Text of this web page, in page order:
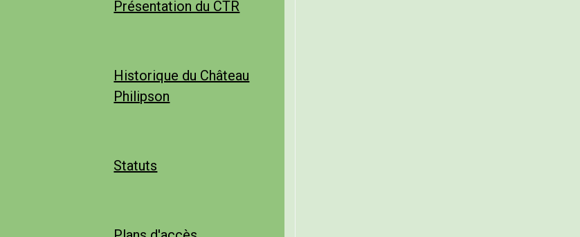
Présentation du CTR
Historique du Château
Philipson
Statuts